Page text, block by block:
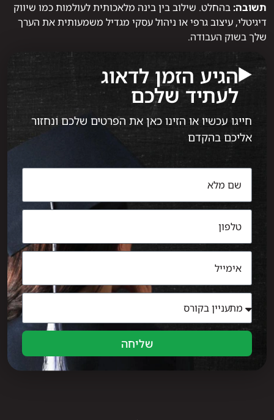
תשובה:בהחלט. שילוב בין בינה מלאכותית לעולמות כמו שיווק
דיגיטלי, עיצוב גרפי או ניהול עסקי מגדיל משמעותית את הערך
שלך בשוק העבודה.
הגיע הזמן לדאוג
לעתיד שלכם
חייגו עכשיו או הזינו כאן את הפרטים שלכם ונחזור
אליכם בהקדם
שליחה